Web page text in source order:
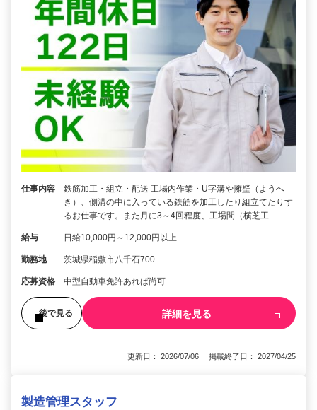
仕事内容
鉄筋加工・組立・配送 工場内作業・U字溝や擁壁（ようへ
き）、側溝の中に入っている鉄筋を加工したり組立てたりす
るお仕事です。また月に3～4回程度、工場間（横芝工…
給与 日給10,000円～12,000円以上
勤務地 茨城県稲敷市八千石700
応募資格 中型自動車免許あれば尚可
後で見る 詳細を見る
更新日： 2026/07/06 掲載終了日： 2027/04/25
製造管理スタッフ